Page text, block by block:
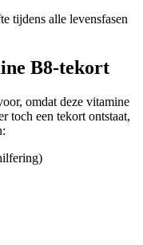
tijdens alle levensfasen
B8-tekort
omdat deze vitamine
toch een tekort ontstaat,